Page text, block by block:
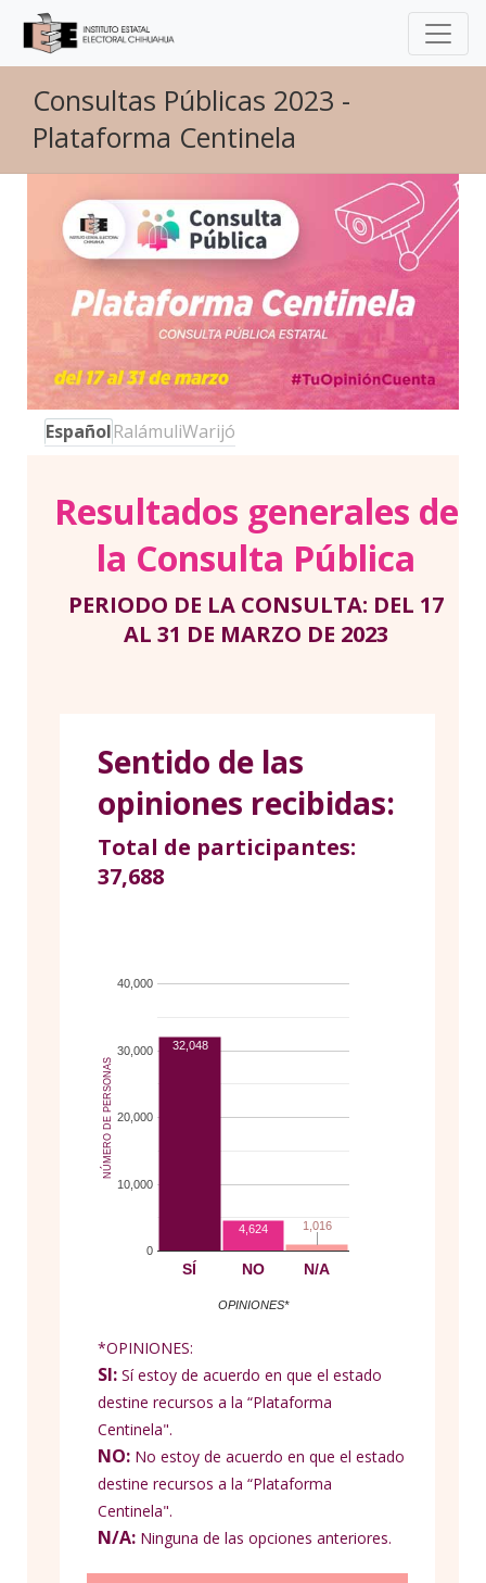
Consultas Públicas 2023 -
Plataforma Centinela
EspañolRalámuliWarijó
Resultados generales de
la Consulta Pública
PERIODO DE LA CONSULTA: DEL 17
AL 31 DE MARZO DE 2023
Sentido de las
opiniones recibidas:
Total de participantes:
37,688
SÍ NO N/A
0
10,000
20,000
30,000
40,000
32,048
4,624 1,016
1,016
OPINIONES*
NÚMERO DE PERSONAS
*OPINIONES:
SI: Sí estoy de acuerdo en que el estado
destine recursos a la “Plataforma
Centinela".
NO: No estoy de acuerdo en que el estado
destine recursos a la “Plataforma
Centinela".
N/A: Ninguna de las opciones anteriores.